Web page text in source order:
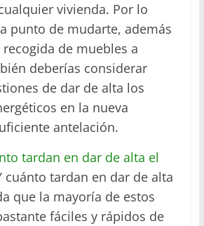
vivienda. Por lo
punto de mudarte, además
de muebles a
deberías considerar
de dar de alta los
en la nueva
antelación.
tardan en dar de alta el
cuánto tardan en dar de alta
que la mayoría de estos
fáciles y rápidos de